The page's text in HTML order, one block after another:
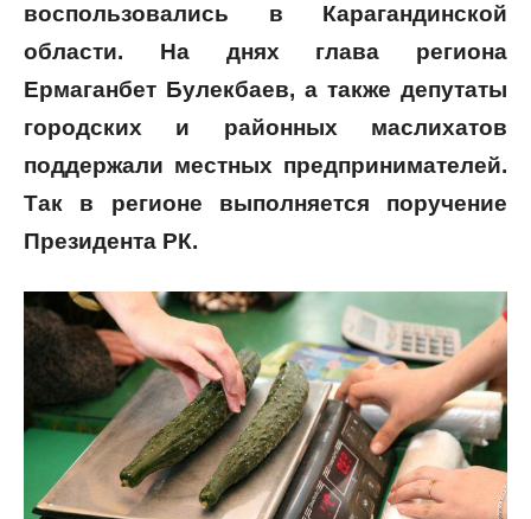
воспользовались в Карагандинской
области. На днях глава региона
Ермаганбет Булекбаев, а также депутаты
городских и районных маслихатов
поддержали местных предпринимателей.
Так в регионе выполняется поручение
Президента РК.